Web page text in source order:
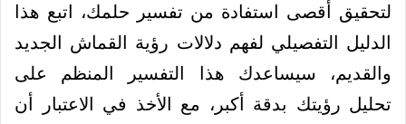
لتحقيق أقصى استفادة من تفسير حلمك، اتبع هذا
الدليل التفصيلي لفهم دلالات رؤية القماش الجديد
والقديم، سيساعدك هذا التفسير المنظم على
تحليل رؤيتك بدقة أكبر، مع الأخذ في الاعتبار أن